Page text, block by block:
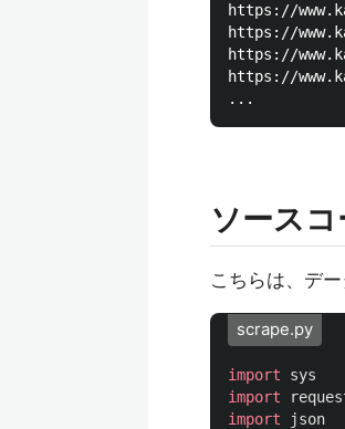
https://
https://
https://
https://
ソースコ
こちらは、デ
scrape.py
import
sys
import
import
json